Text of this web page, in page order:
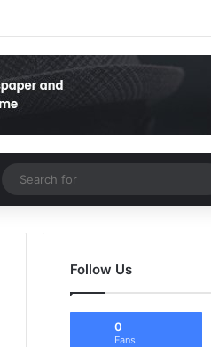
Random Article
Follow Us
0
Fans